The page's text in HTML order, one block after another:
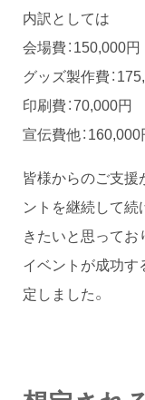
内訳としては
会場費：150,000円
グッズ製作費：
印刷費：70,000円
宣伝費他：160,000
皆様からのご支援
ントを継続して
きたいと思ってお
イベントが成功す
定しました。